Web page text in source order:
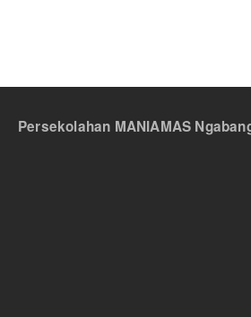
Persekolahan MANIAMAS